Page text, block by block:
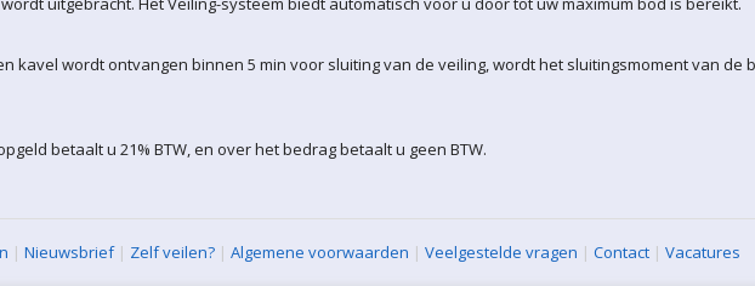
kavel wordt ontvangen binnen 5 min voor sluiting van de veiling, wordt het sluitingsmoment van de
betaalt u 21% BTW, en over het bedrag betaalt u geen BTW.
| Nieuwsbrief| Zelf veilen? | Algemene voorwaarden | Veelgestelde vragen | Contact | Vacatures